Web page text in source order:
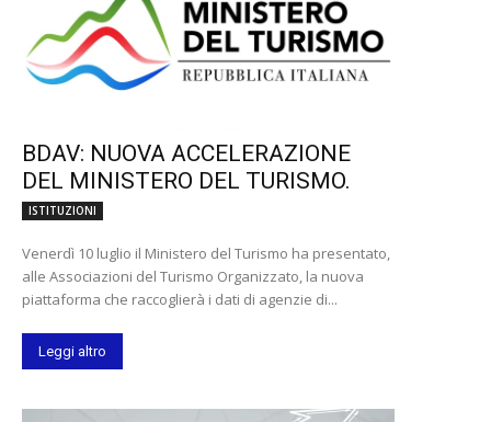
BDAV: NUOVA ACCELERAZIONE
DEL MINISTERO DEL TURISMO.
ISTITUZIONI
Venerdì 10 luglio il Ministero del Turismo ha presentato,
alle Associazioni del Turismo Organizzato, la nuova
piattaforma che raccoglierà i dati di agenzie di...
Leggi altro